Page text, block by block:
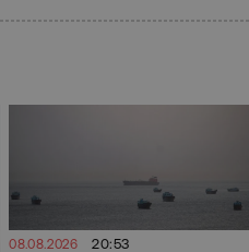
08.08.2026 20:53